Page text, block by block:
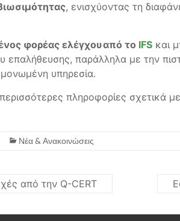
, ενισχύοντας τη
φορέας ελέγχου από το IFS και
επαλήθευσης, παράλληλα με την
υπηρεσία.
πληροφορίες σχετικά
Νέα & Ανακοινώσεις
από την Q-CERT